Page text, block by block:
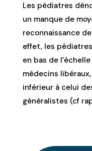
Les pédiatres
un manque de
reconnaissance
effet, les
en bas de
médecins
inférieur à celui
généralistes (cf